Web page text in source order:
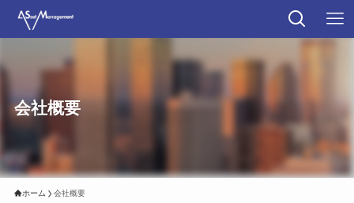
会社概要
ホーム 会社概要